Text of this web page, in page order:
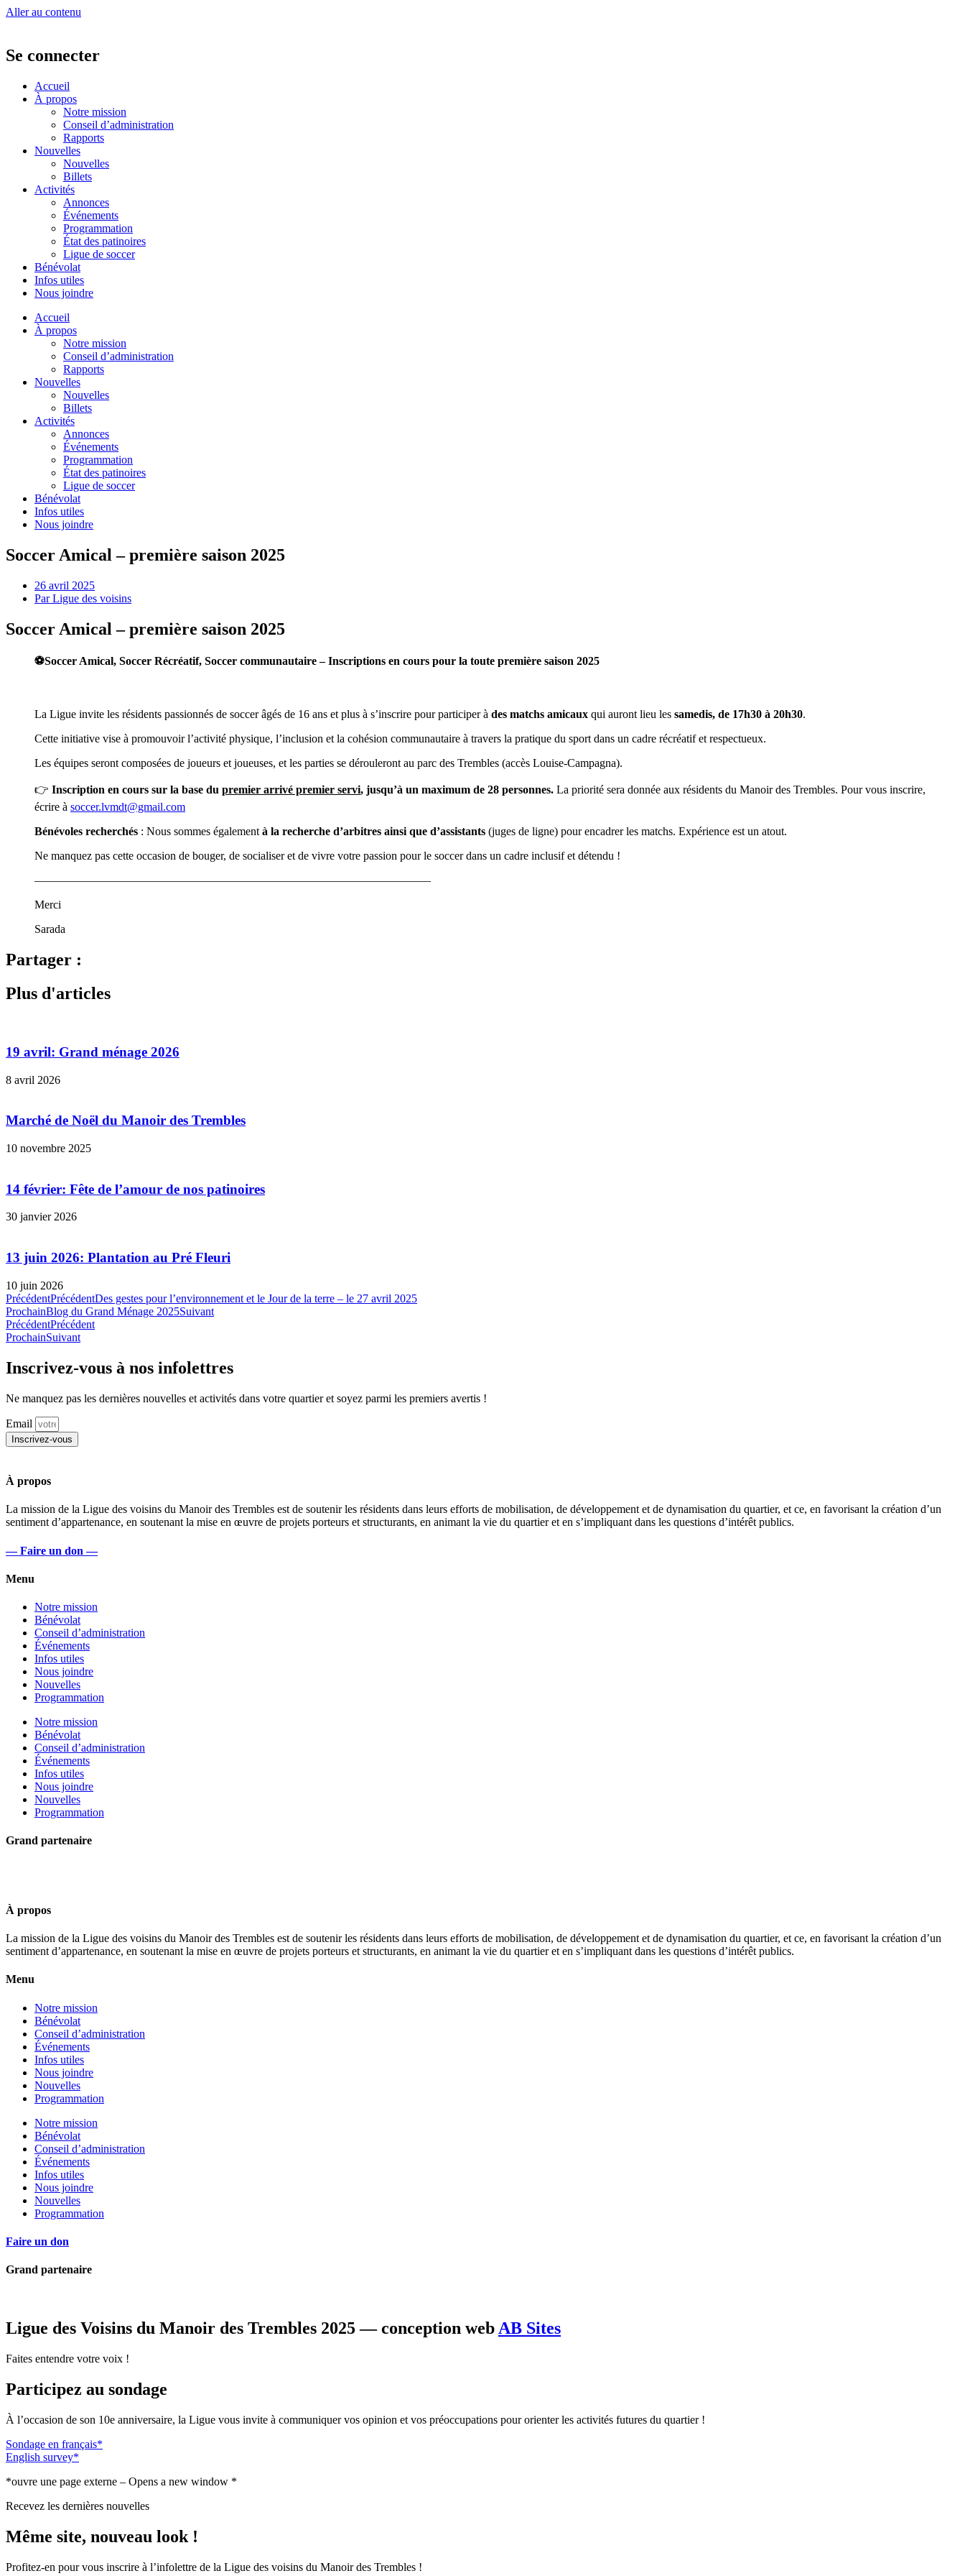
Aller au contenu
Se connecter
Accueil
À propos
Notre mission
Conseil d’administration
Rapports
Nouvelles
Nouvelles
Billets
Activités
Annonces
Événements
Programmation
État des patinoires
Ligue de soccer
Bénévolat
Infos utiles
Nous joindre
Accueil
À propos
Notre mission
Conseil d’administration
Rapports
Nouvelles
Nouvelles
Billets
Activités
Annonces
Événements
Programmation
État des patinoires
Ligue de soccer
Bénévolat
Infos utiles
Nous joindre
Soccer Amical – première saison 2025
26 avril 2025
ParLigue des voisins
Soccer Amical – première saison 2025
⚽Soccer Amical, Soccer Récréatif, Soccer communautaire – Inscriptions en cours pour la toute première saison 2025
La Ligue invite les résidents passionnés de soccer âgés de 16 ans et plus à s’inscrire pour participer à des matchs amicaux qui auront lieu les samedis, de 17h30 à 20h30.
Cette initiative vise à promouvoir l’activité physique, l’inclusion et la cohésion communautaire à travers la pratique du sport dans un cadre récréatif et respectueux.
Les équipes seront composées de joueurs et joueuses, et les parties se dérouleront au parc des Trembles (accès Louise-Campagna).
👉 Inscription en cours sur la base du premier arrivé premier servi, jusqu’à un maximum de 28 personnes. La priorité sera donnée aux résidents du Manoir des Trembles. Pour vous inscrire,
écrire à soccer.lvmdt@gmail.com
Bénévoles recherchés : Nous sommes égalementà la recherche d’arbitres ainsi que d’assistants (juges de ligne) pour encadrer les matchs. Expérience est un atout.
Ne manquez pas cette occasion de bouger, de socialiser et de vivre votre passion pour le soccer dans un cadre inclusif et détendu !
——————————————————————————————————–
Merci
Sarada
Partager :
Plus d'articles
19 avril: Grand ménage 2026
8 avril 2026
Marché de Noël du Manoir des Trembles
10 novembre 2025
14 février: Fête de l’amour de nos patinoires
30 janvier 2026
13 juin 2026: Plantation au Pré Fleuri
10 juin 2026
PrécédentPrécédentDes gestes pour l’environnement et le Jour de la terre – le 27 avril 2025
ProchainBlog du Grand Ménage 2025Suivant
PrécédentPrécédent
ProchainSuivant
Inscrivez-vous à nos infolettres
Ne manquez pas les dernières nouvelles et activités dans votre quartier et soyez parmi les premiers avertis !
Email
Inscrivez-vous
À propos
La mission de la Ligue des voisins du Manoir des Trembles est de soutenir les résidents dans leurs efforts de mobilisation, de développement et de dynamisation du quartier, et ce, en favorisant la création d’un
sentiment d’appartenance, en soutenant la mise en œuvre de projets porteurs et structurants, en animant la vie du quartier et en s’impliquant dans les questions d’intérêt publics.
— Faire un don —
Menu
Notre mission
Bénévolat
Conseil d’administration
Événements
Infos utiles
Nous joindre
Nouvelles
Programmation
Notre mission
Bénévolat
Conseil d’administration
Événements
Infos utiles
Nous joindre
Nouvelles
Programmation
Grand partenaire
À propos
La mission de la Ligue des voisins du Manoir des Trembles est de soutenir les résidents dans leurs efforts de mobilisation, de développement et de dynamisation du quartier, et ce, en favorisant la création d’un
sentiment d’appartenance, en soutenant la mise en œuvre de projets porteurs et structurants, en animant la vie du quartier et en s’impliquant dans les questions d’intérêt publics.
Menu
Notre mission
Bénévolat
Conseil d’administration
Événements
Infos utiles
Nous joindre
Nouvelles
Programmation
Notre mission
Bénévolat
Conseil d’administration
Événements
Infos utiles
Nous joindre
Nouvelles
Programmation
Faire un don
Grand partenaire
Ligue des Voisins du Manoir des Trembles 2025 — conception webAB Sites
Faites entendre votre voix !
Participez au sondage
À l’occasion de son 10e anniversaire, la Ligue vous invite à communiquer vos opinion et vos préoccupations pour orienter les activités futures du quartier !
Sondage en français*
English survey*
*ouvre une page externe – Opens a new window *
Recevez les dernières nouvelles
Même site, nouveau look !
Profitez-en pour vous inscrire à l’infolettre de la Ligue des voisins du Manoir des Trembles !